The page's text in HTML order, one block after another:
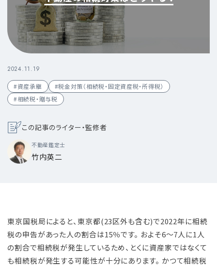
2024.11.19
#資産承継
#税金対策（相続税・固定資産税・所得税）
#相続税・贈与税
この記事のライター・監修者
不動産鑑定士
竹内英二
東京国税局によると、東京都(23区外も含む)で2022年に相続
税の申告があった人の割合は15％です。 およそ6～7人に1人
の割合で相続税が発生しているため、とくに資産家ではなくて
も相続税が発生する可能性が十分にあります。 かつて相続税